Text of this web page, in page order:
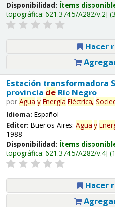
Disponibilidad: Ítems
topográfica: 621.374.5/A282/v.2
Hacer
Estación transformadora
provincia deRío Negro
por Agua y Energía Eléctrica,
Idioma: Español
Editor: Buenos Aires: Agua y
1988
Disponibilidad: Ítems
topográfica: 621.374.5/A282/v.4
Hacer